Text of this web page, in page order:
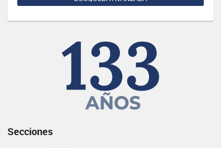
Secciones